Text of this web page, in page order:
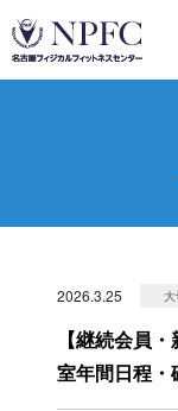
2026.3.25
【継続会員
室年間日程・